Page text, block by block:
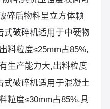
碎后物料呈立方体颗
破碎机适用于中硬物
料粒度≤25mm占85%,
生产能力大,出料粒度
破碎机适用于混凝土
粒度≤30mm占85%.具